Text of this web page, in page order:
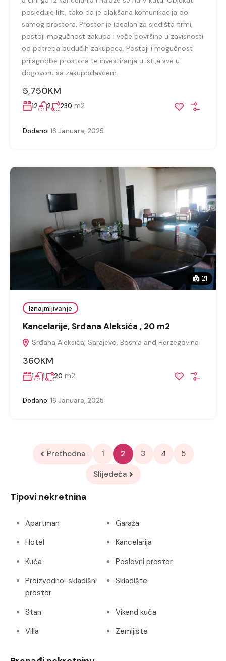
posjeduje lift, tako da je olakšana komunikacija do
samog prostora. Prostor je idealan za sjedišta firmi,
postoji mogučnost zakupa i veče površine u zavisnosti
od potreba budučih zakupaca. Postoji i mogučnost
prilagodbe prostora te investiranja u isti,a sve u
dogovoru sa zakupodavcem.
5,750KM
12 2 230 m2
Dodano: 16 Januara, 2025
21
Iznajmljivanje
Kancelarije, Srđana Aleksića , 20 m2
Srđana Aleksića, Sarajevo, Bosnia and Herzegovina
360KM
1 1 20 m2
Dodano: 16 Januara, 2025
Prethodna 1 2 3 4
5
Slijedeća
Tipovi nekretnina
Apartman
Garaža
Hotel
Kancelarija
Kuća
Poslovni prostor
Proizvodno-skladišni
prostor
Skladište
Stan
Vikend kuća
Villa
Zemljište